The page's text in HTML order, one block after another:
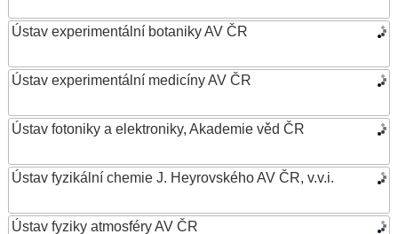
Ústav experimentální botaniky AV ČR
Ústav experimentální medicíny AV ČR
Ústav fotoniky a elektroniky, Akademie věd ČR
Ústav fyzikální chemie J. Heyrovského AV ČR, v.v.i.
Ústav fyziky atmosféry AV ČR